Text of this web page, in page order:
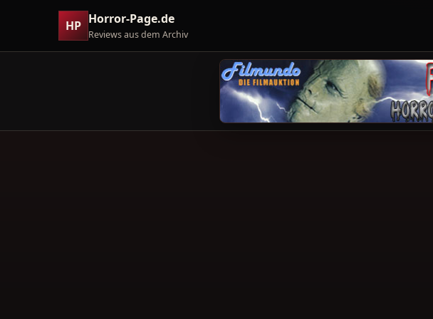
HP Horror-Page.de
Reviews aus dem Archiv